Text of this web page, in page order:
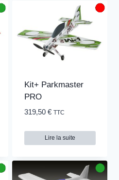
Kit+ Parkmaster
PRO
319,50 € TTC
Lire la suite